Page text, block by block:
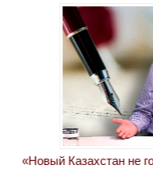
«Новый Казахстан не